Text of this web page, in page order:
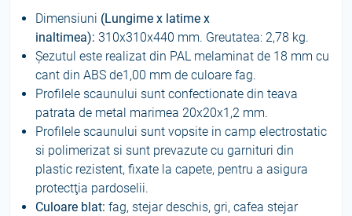
Dimensiuni (Lungime x latime x
inaltimea): 310х310x440 mm. Greutatea: 2,78 kg.
Șezutul este realizat din PAL melaminat de 18 mm cu
cant din ABS de1,00 mm de culoare fag.
Profilele scaunului sunt confectionate din teava
patrata de metal marimea 20x20x1,2 mm.
Profilele scaunului sunt vopsite in camp electrostatic
si polimerizat si sunt prevazute cu garnituri din
plastic rezistent, fixate la capete, pentru a asigura
protectţia pardoselii.
Culoare blat: fag, stejar deschis, gri, cafea stejar